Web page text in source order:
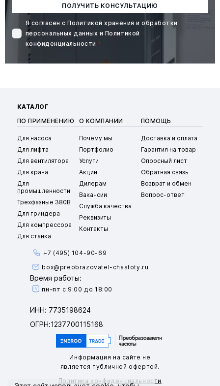
ПОЛУЧИТЬ КОНСУЛЬТАЦИЮ
Я согласен сПолитикой хранения и обработки
персональных данных и Политикой
конфиденциальности *
КАТАЛОГ
ПО ПРИМЕНЕНИЮ
Для насоса
Для лифта
Для вентилятора
Для крана
Для
промышленности
Трехфазные 380В
Для гриндера
Для компрессора
Для станка
О КОМПАНИИ
Почему мы
Портфолио
Услуги
Акции
Дилерам
Вакансии
Служба качества
Реквизиты
Контакты
ПОМОЩЬ
Доставка и оплата
Гарантия на товар
Опросный лист
Обратная связь
Возврат и обмен
Вопрос-ответ
+7 (495) 104-90-69
box@preobrazovatel-chastoty.ru
Время работы:
пн-пт с 9:00 до 18:00
ИНН: 7735198624
ОГРН:1237700115168
Информация на сайте не
является публичной офертой.
Политика конфиденциальности